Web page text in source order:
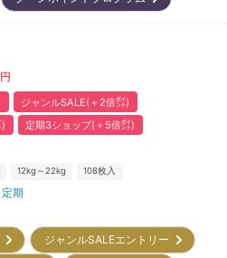
円
ジャンルSALE(＋2倍㌽)
定期3ショップ(＋5倍㌽)
12kg～22kg 108枚入
期
ジャンルSALEエントリー